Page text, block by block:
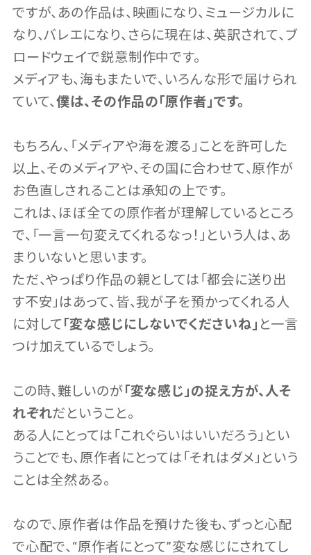
ですが、あの作品は、映画になり、ミュージカルに
なり、バレエになり、さらに現在は、英訳されて、ブ
ロードウェイで鋭意制作中です。
メディアも、海もまたいで、いろんな形で届けられ
ていて、僕は、その作品の「原作者」です。
もちろん、「メディアや海を渡る」ことを許可した
以上、そのメディアや、その国に合わせて、原作が
お色直しされることは承知の上です。
これは、ほぼ全ての原作者が理解しているところ
で、「一言一句変えてくれるなっ！」という人は、あ
まりいないと思います。
ただ、やっぱり作品の親としては「都会に送り出
す不安」はあって、皆、我が子を預かってくれる人
に対して「変な感じにしないでくださいね」 と一言
つけ加えているでしょう。
この時、難しいのが「変な感じ」の捉え方が、人そ
れぞれだということ。
ある人にとっては「これぐらいはいいだろう」とい
うことでも、原作者にとっては「それはダメ」という
ことは全然ある。
なので、原作者は作品を預けた後も、ずっと心配
で心配で、“原作者にとって”変な感じにされてし